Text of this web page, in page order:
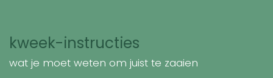
kweek-instructies
wat je moet weten om juist te zaaien